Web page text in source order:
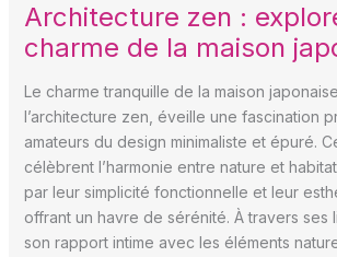
Architecture zen :
charme de la maison
Le charme tranquille de la maison
l’architecture zen, éveille une fascination
amateurs du design minimaliste et épuré.
célèbrent l’harmonie entre nature et
par leur simplicité fonctionnelle et leur
offrant un havre de sérénité. À travers ses
son rapport intime avec les éléments